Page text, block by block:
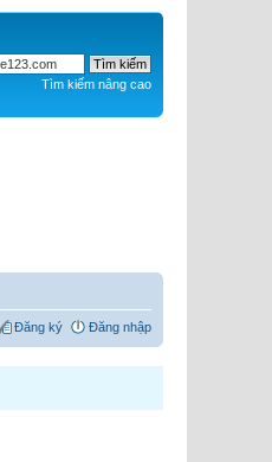
Tìm kiếm nâng cao
Đăng ký Đăng nhập